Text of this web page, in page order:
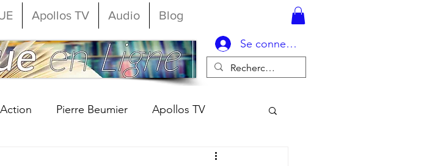
Apollos TV Audio Blog
Se connecter
Pierre Beumier Apollos TV